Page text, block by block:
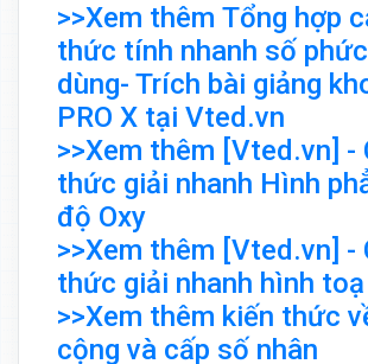
>>Xem thêm Tổng hợp
thức tính nhanh số
dùng- Trích bài giảng
PRO X tại Vted.vn
>>Xem thêm [Vted.vn] -
thức giải nhanh Hình
độ Oxy
>>Xem thêm [Vted.vn] -
thức giải nhanh hình
>>Xem thêm kiến thức
cộng và cấp số nhân